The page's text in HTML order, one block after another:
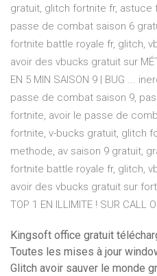
gratuit, glitch fortnite fr, astuce
passe de combat saison 6
fortnite battle royale fr, glitch,
avoir des vbucks gratuit sur
EN 5 MIN SAISON 9 | BUG ...
passe de combat saison 9,
fortnite, avoir le passe de
fortnite, v-bucks gratuit, glitch
methode, av saison 9 gratuit,
fortnite battle royale fr, glitch,
avoir des vbucks gratuit sur
TOP 1 EN ILLIMITE ! SUR CALL
Kingsoft office gratuit
Toutes les mises à jour
Glitch avoir sauver le monde